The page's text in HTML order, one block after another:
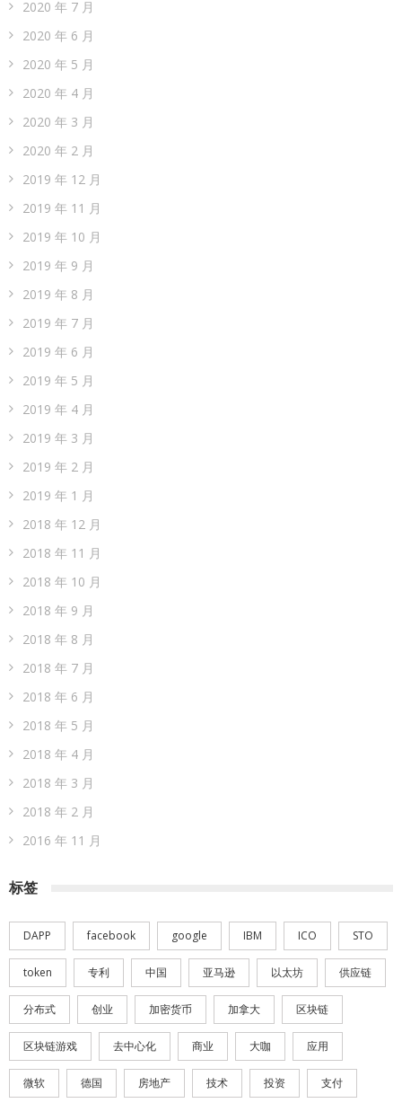
2020 年 7 月
2020 年 6 月
2020 年 5 月
2020 年 4 月
2020 年 3 月
2020 年 2 月
2019 年 12 月
2019 年 11 月
2019 年 10 月
2019 年 9 月
2019 年 8 月
2019 年 7 月
2019 年 6 月
2019 年 5 月
2019 年 4 月
2019 年 3 月
2019 年 2 月
2019 年 1 月
2018 年 12 月
2018 年 11 月
2018 年 10 月
2018 年 9 月
2018 年 8 月
2018 年 7 月
2018 年 6 月
2018 年 5 月
2018 年 4 月
2018 年 3 月
2018 年 2 月
2016 年 11 月
标签
DAPP facebook google IBM ICO STO
token 专利 中国 亚马逊 以太坊 供应链
分布式 创业 加密货币 加拿大 区块链
区块链游戏 去中心化 商业 大咖 应用
微软 德国 房地产 技术 投资 支付